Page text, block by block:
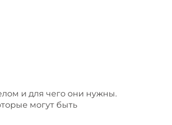
и для чего они нужны.
могут быть